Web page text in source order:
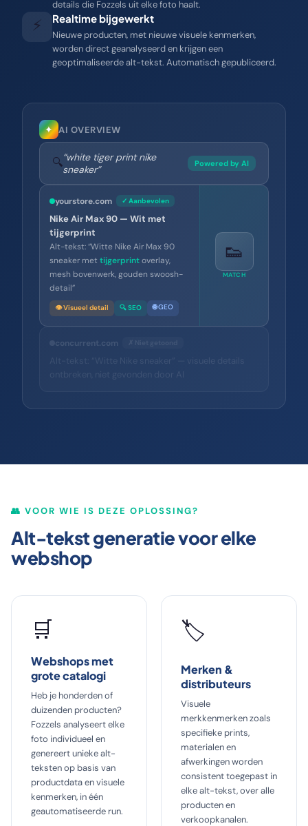
details die Fozzels uit elke foto haalt.
⚡ Realtime bijgewerkt
Nieuwe producten, met nieuwe visuele kenmerken,
worden direct geanalyseerd en krijgen een
geoptimaliseerde alt-tekst. Automatisch gepubliceerd.
✦ AI OVERVIEW
🔍“white tiger print nike
sneaker”
Powered by AI
👟
MATCH
yourstore.com ✓ Aanbevolen
Nike Air Max 90 — Wit met
tijgerprint
Alt-tekst: “Witte Nike Air Max 90
sneaker met tijgerprintoverlay,
mesh bovenwerk, gouden swoosh-
detail”
👁 Visueel detail 🔍 SEO 🌐 GEO
concurrent.com
Alt-tekst: “Witte Nike sneaker” — visuele details
ontbreken, niet gevonden door AI
👥 VOOR WIE IS DEZE OPLOSSING?
Alt-tekst generatie voor elke
webshop
🛒
Webshops met
grote catalogi
Heb je honderden of
duizenden producten?
Fozzels analyseert elke
foto individueel en
genereert unieke alt-
teksten op basis van
productdata en visuele
kenmerken, in één
geautomatiseerde run.
🏷
Merken &
distributeurs
Visuele
merkkenmerken zoals
specifieke prints,
materialen en
afwerkingen worden
consistent toegepast in
elke alt-tekst, over alle
producten en
verkoopkanalen.